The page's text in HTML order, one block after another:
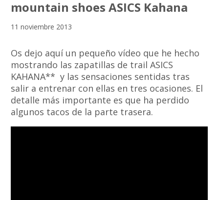
mountain shoes ASICS Kahana
11 noviembre 2013
Os dejo aquí un pequeño vídeo que he hecho
mostrando las zapatillas de trail ASICS
KAHANA** y las sensaciones sentidas tras
salir a entrenar con ellas en tres ocasiones. El
detalle más importante es que ha perdido
algunos tacos de la parte trasera.